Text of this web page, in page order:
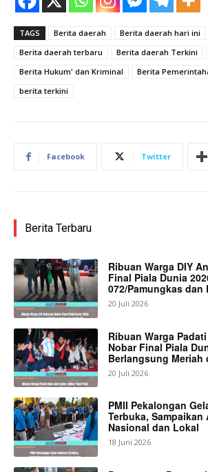
TAGS Berita daerah
Berita daerah hari ini
Berita daerah terbaru
Berita daerah Terkini
Berita Hukum' dan Kriminal
Berita
berita terkini
Facebook Twitter
Berita Terbaru
Ribuan Warga DIY
Final Piala Dunia
072/Pamungkas dan
20 Juli 2026
Ribuan Warga
Nobar Final Piala
Berlangsung Meriah
20 Juli 2026
PMII Pekalongan
Terbuka, Sampaikan
Nasional dan Lokal
18 Juni 2026